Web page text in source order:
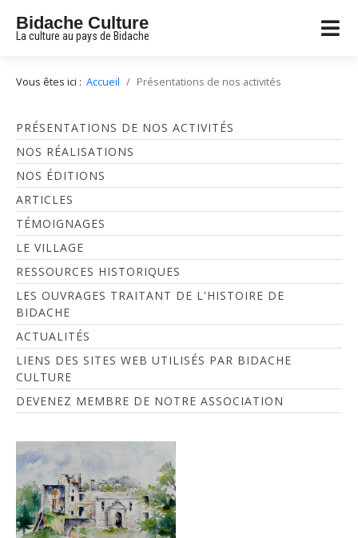
Bidache Culture
La culture au pays de Bidache
Vous êtes ici : Accueil Présentations de nos activités
PRÉSENTATIONS DE NOS ACTIVITÉS
NOS RÉALISATIONS
NOS ÉDITIONS
ARTICLES
TÉMOIGNAGES
LE VILLAGE
RESSOURCES HISTORIQUES
LES OUVRAGES TRAITANT DE L'HISTOIRE DE
BIDACHE
ACTUALITÉS
LIENS DES SITES WEB UTILISÉS PAR BIDACHE
CULTURE
DEVENEZ MEMBRE DE NOTRE ASSOCIATION